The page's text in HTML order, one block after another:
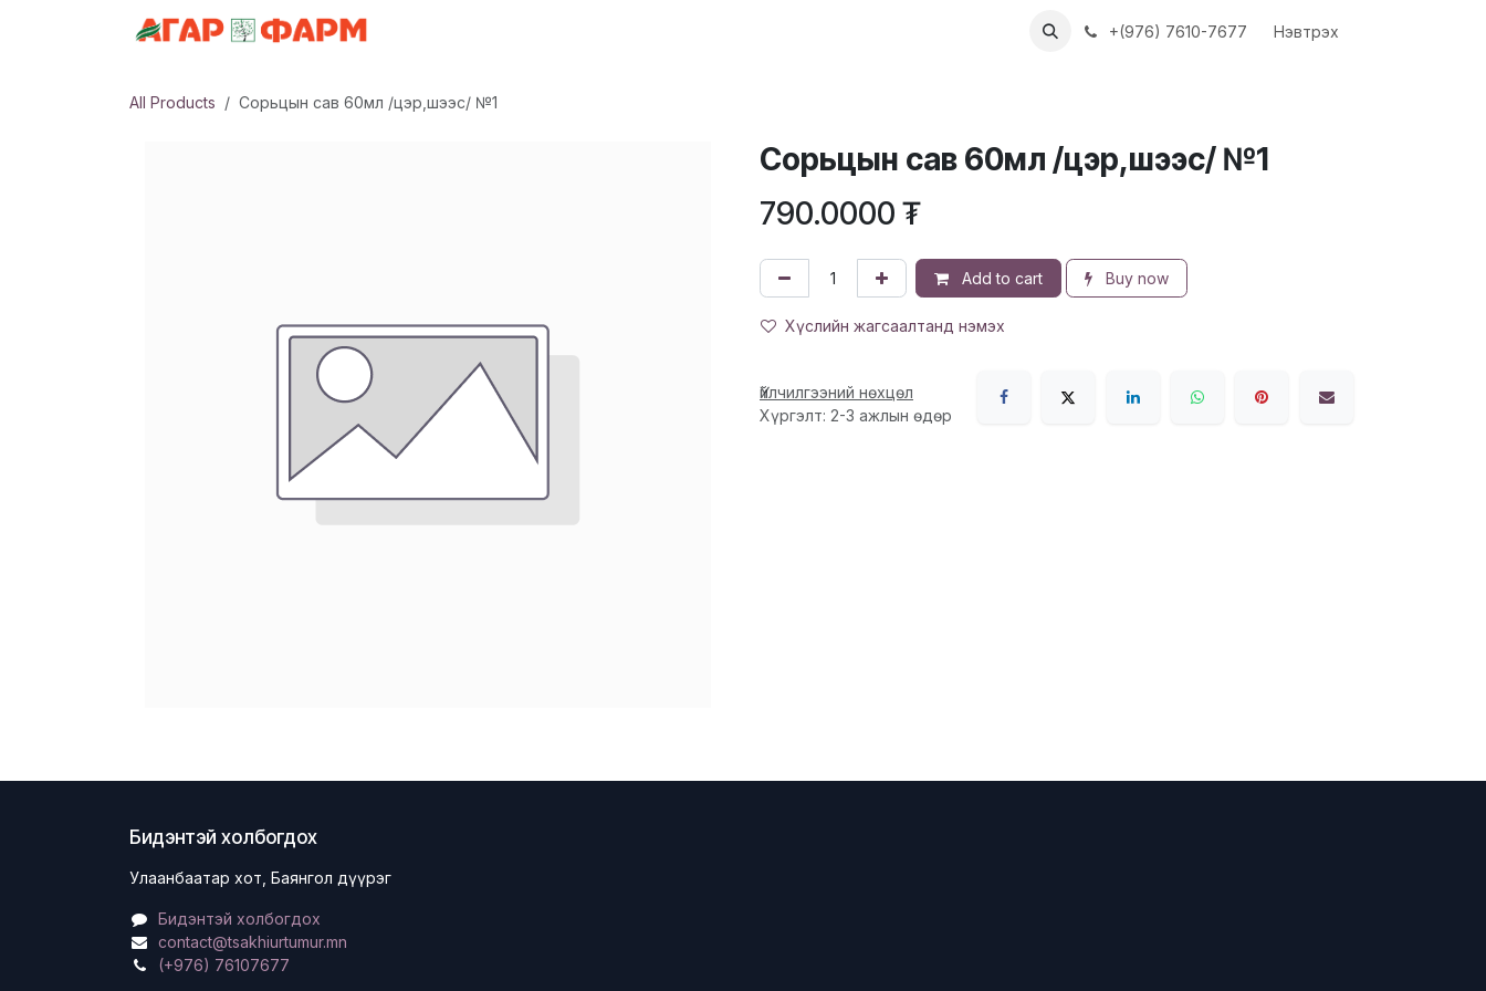
АЖЛЫН БАЙРУУД+(976) 7610-7677 Нэвтрэх
All Products Сорьцын сав 60мл /цэр,шээс/ №1
Сорьцын сав 60мл /цэр,шээс/ №1
790.0000 ₮
Add to cart Buy now
Хүслийн жагсаалтанд нэмэх
Үйлчилгээний нөхцөл
Хүргэлт: 2-3 ажлын өдөр
Бидэнтэй холбогдох
Улаанбаатар хот, Баянгол дүүрэг
Бидэнтэй холбогдох
contact@tsakhiurtumur.mn
(+976) 76107677